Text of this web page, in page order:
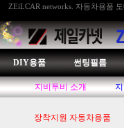
ZEiLCAR networks. 자동차용품
DIY용품 썬팅필름
지비투비 소개
장착지원 자동차용품